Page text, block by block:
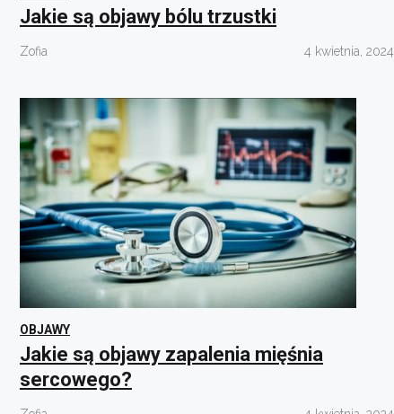
Jakie są objawy bólu trzustki
Zofia 4 kwietnia, 2024
OBJAWY
Jakie są objawy zapalenia mięśnia
sercowego?